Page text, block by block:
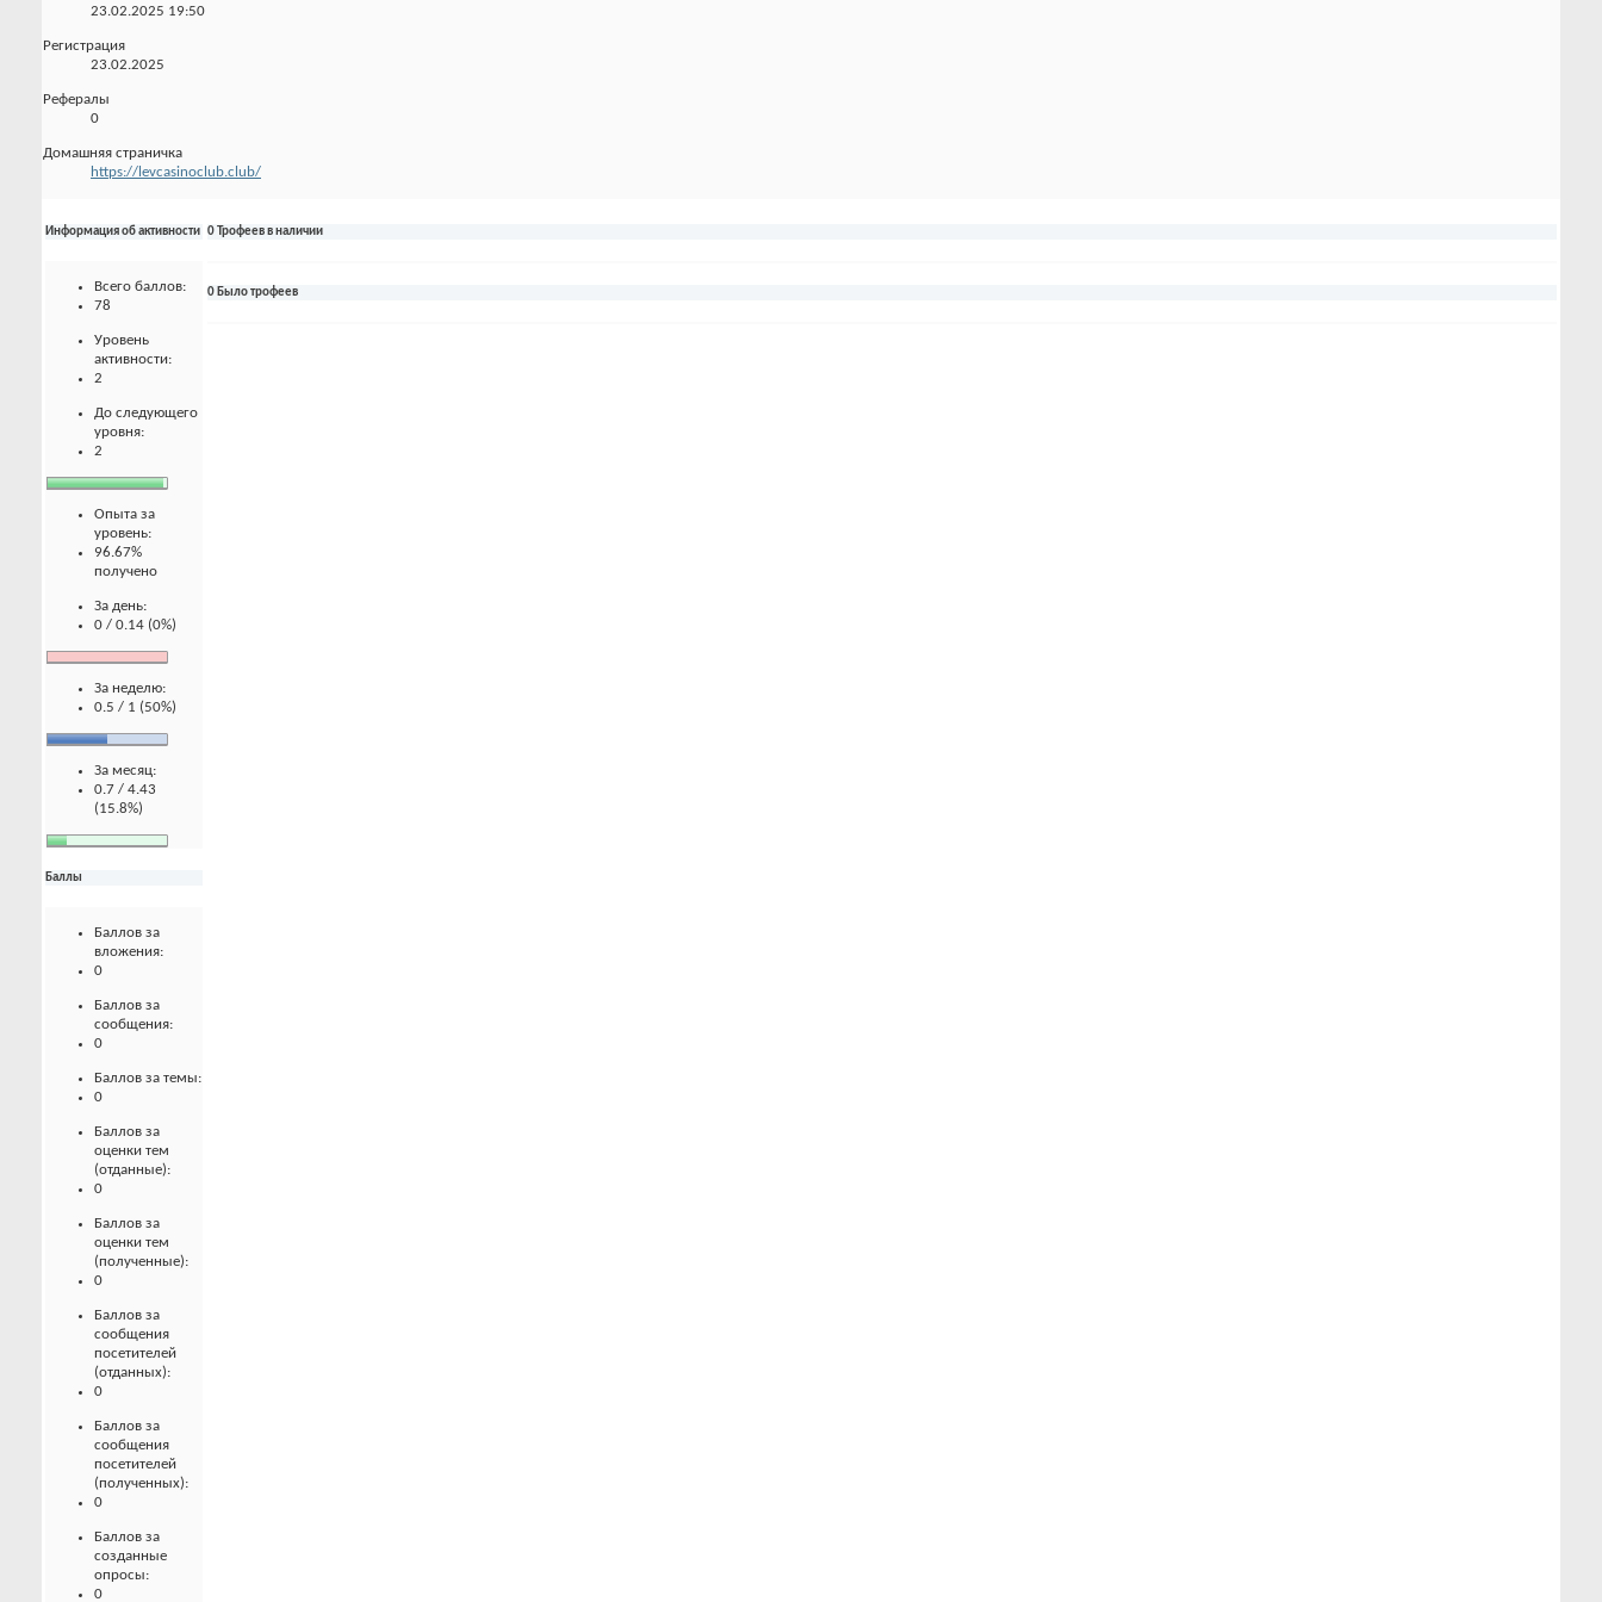
23.02.2025 19:50
Регистрация
23.02.2025
Рефералы
0
Домашняя страничка
https://levcasinoclub.club/
Информация об активности
Всего баллов:
78
Уровень
активности:
2
До следующего
уровня:
2
Опыта за
уровень:
96.67%
получено
За день:
0 / 0.14 (0%)
За неделю:
0.5 / 1 (50%)
За месяц:
0.7 / 4.43
(15.8%)
Баллы
Баллов за
вложения:
0
Баллов за
сообщения:
0
Баллов за темы:
0
Баллов за
оценки тем
(отданные):
0
Баллов за
оценки тем
(полученные):
0
Баллов за
сообщения
посетителей
(отданных):
0
Баллов за
сообщения
посетителей
(полученных):
0
Баллов за
созданные
опросы:
0
0 Трофеев в наличии
0 Было трофеев